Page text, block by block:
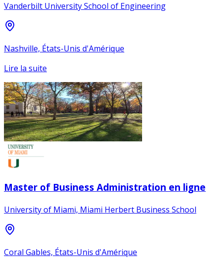
Vanderbilt University School of Engineering
Nashville, États-Unis d'Amérique
Lire la suite
Master of Business Administration en ligne
University of Miami, Miami Herbert Business School
Coral Gables, États-Unis d'Amérique